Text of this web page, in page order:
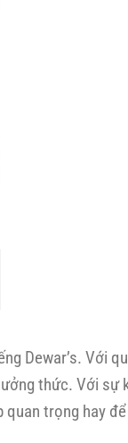
Dewar’s. Với
thức. Với
trọng hay